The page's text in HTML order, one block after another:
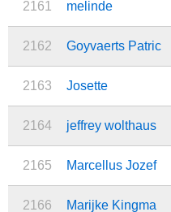
2161 melinde
2162 Goyvaerts Patric
2163 Josette
2164 jeffrey wolthaus
2165 Marcellus Jozef
2166 Marijke Kingma